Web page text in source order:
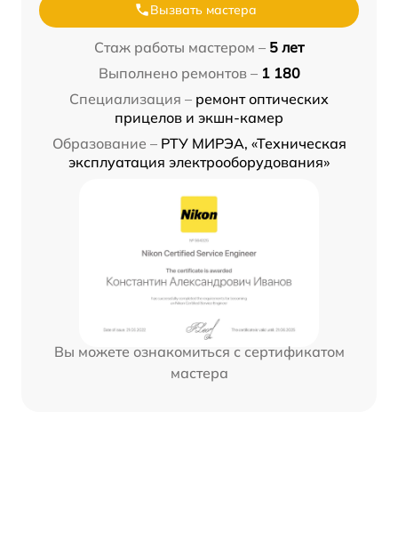
Вызвать мастера
Стаж работы мастером – 5 лет
Выполнено ремонтов – 1 180
Специализация – ремонт оптических
прицелов и экшн-камер
Образование – РТУ МИРЭА, «Техническая
эксплуатация электрооборудования»
Вы можете ознакомиться с сертификатом
мастера